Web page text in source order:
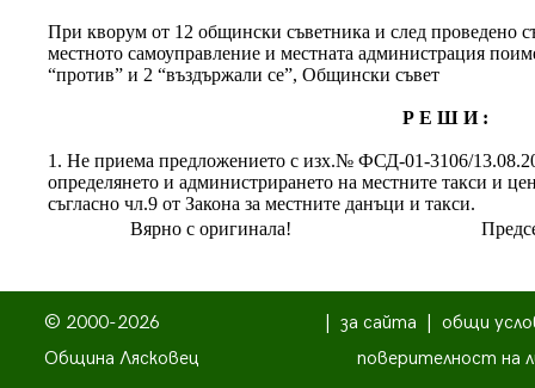
При кворум от 12 общински съветника и след проведено
местното самоуправление и местната администрация
“против” и 2 “въздържали се”, Общински съвет
Р Е Ш И :
1. Не приема предложението с изх.№ ФСД-01-3106/
определянето и администрирането на местните такси и
съгласно чл.9 от Закона за местните данъци и такси.
Вярно с оригинала!
© 2000-2026
Община Лясковец
за сайта
общи
поверителност на